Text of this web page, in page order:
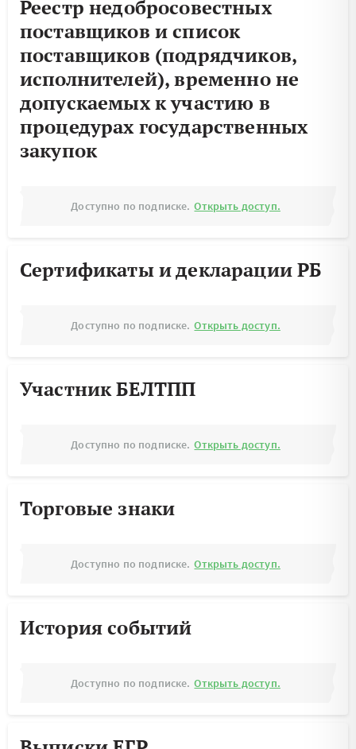
Реестр недобросовестных
поставщиков и список
поставщиков (подрядчиков,
исполнителей), временно не
допускаемых к участию в
процедурах государственных
закупок
Доступно по подписке. Открыть доступ.
Сертификаты и декларации РБ
Доступно по подписке. Открыть доступ.
Участник БЕЛТПП
Доступно по подписке. Открыть доступ.
Торговые знаки
Доступно по подписке. Открыть доступ.
История событий
Доступно по подписке. Открыть доступ.